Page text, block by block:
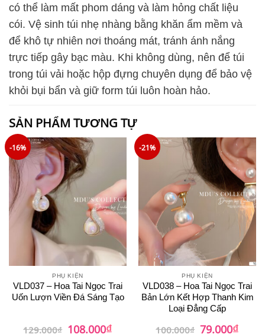
có thể làm mất phom dáng và làm hỏng chất liệu
cói. Vệ sinh túi nhẹ nhàng bằng khăn ẩm mềm và
để khô tự nhiên nơi thoáng mát, tránh ánh nắng
trực tiếp gây bạc màu. Khi không dùng, nên để túi
trong túi vải hoặc hộp đựng chuyên dụng để bảo vệ
khỏi bụi bẩn và giữ form túi luôn hoàn hảo.
SẢN PHẨM TƯƠNG TỰ
-16%
PHỤ KIỆN
VLD037 – Hoa Tai Ngọc Trai
Uốn Lượn Viền Đá Sáng Tạo
129.000₫ Giá
108.000₫Giá
-21%
PHỤ KIỆN
VLD038 – Hoa Tai Ngọc Trai
Bản Lớn Kết Hợp Thanh Kim
Loại Đẳng Cấp
100.000₫ Giá
79.000₫Giá